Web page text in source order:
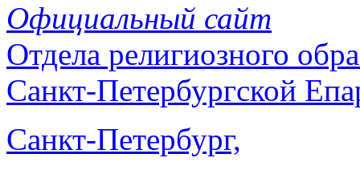
Официальный сайт
Отдела религиозного
Санкт-Петербургской
Санкт-Петербург,